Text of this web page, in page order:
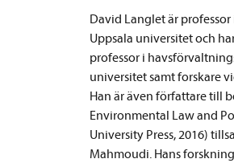
David Langlet är
Uppsala universitet och
professor i
universitet samt forskare
Han är även författare till
Environmental Law and
University Press, 2016)
Mahmoudi. Hans